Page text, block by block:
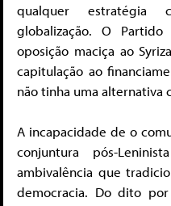
qualquer estratégia
globalização. O Partido
oposição maciça ao
capitulação ao
não tinha uma alternativa
A incapacidade de o
conjuntura pós-
ambivalência que
democracia. Do dito por